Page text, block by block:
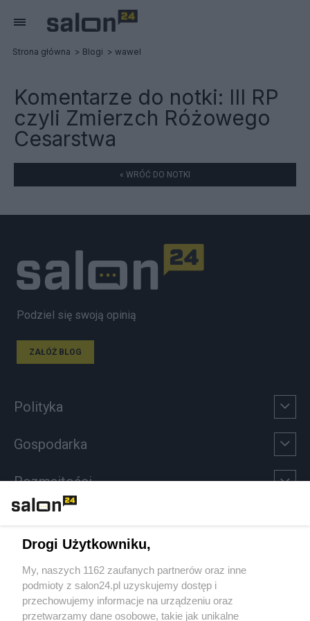
Strona główna Blogi wawel
Komentarze do notki: III RP
czyli Zmierzch Różowego
Cesarstwa
« WRÓĆ DO NOTKI
Podziel się swoją opinią
ZAŁÓŻ BLOG
Polityka
Gospodarka
Rozmaitości
Sport
Społeczeństwo
Drogi Użytkowniku,
My, naszych 1162 zaufanych partnerów oraz inne
podmioty z salon24.pl uzyskujemy dostęp i
przechowujemy informacje na urządzeniu oraz
przetwarzamy dane osobowe, takie jak unikalne